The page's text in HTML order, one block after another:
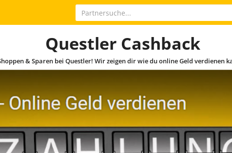
Questler Cashback
& Sparen bei Questler! Wir zeigen dir wie du online Geld verdienen